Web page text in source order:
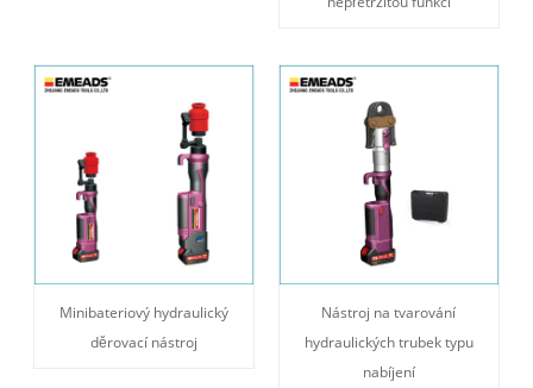
Minibateriový hydraulický
děrovací nástroj
Nástroj na tvarování
hydraulických trubek typu
nabíjení